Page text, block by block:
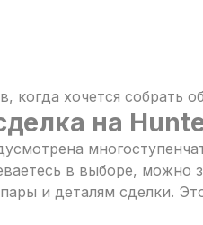
хочется собрать
на
в выборе, можно
и деталям сделки.